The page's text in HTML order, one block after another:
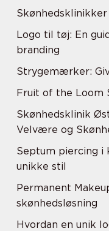
Logo til tøj: En
branding
Strygemærker:
Fruit of the Loom
Skønhedsklinik
Velvære og
Septum piercing i
unikke stil
Permanent
skønhedsløsning
Hvordan en unik